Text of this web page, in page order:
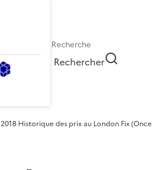
Rechercher
2018 Historique des prix au London Fix (Once